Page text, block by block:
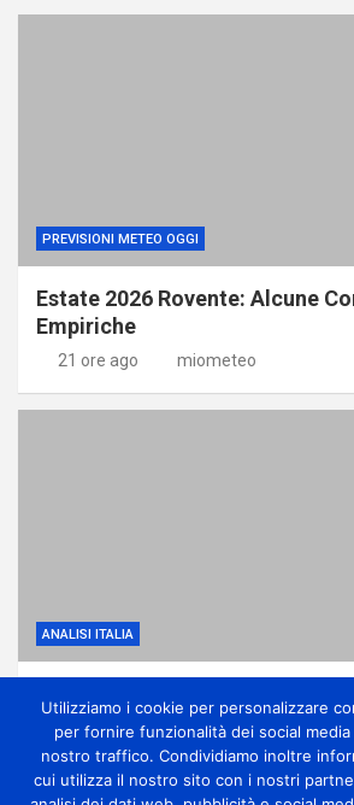
PREVISIONI METEO OGGI
Estate 2026 Rovente: Alcune
Empiriche
21 ore ago miometeo
ANALISI ITALIA
qualche temporale di calore
1 giorno ago miometeo
Utilizziamo i cookie per personalizzare
per fornire funzionalità dei social
nostro traffico. Condividiamo inoltre
cui utilizza il nostro sito con i nostri